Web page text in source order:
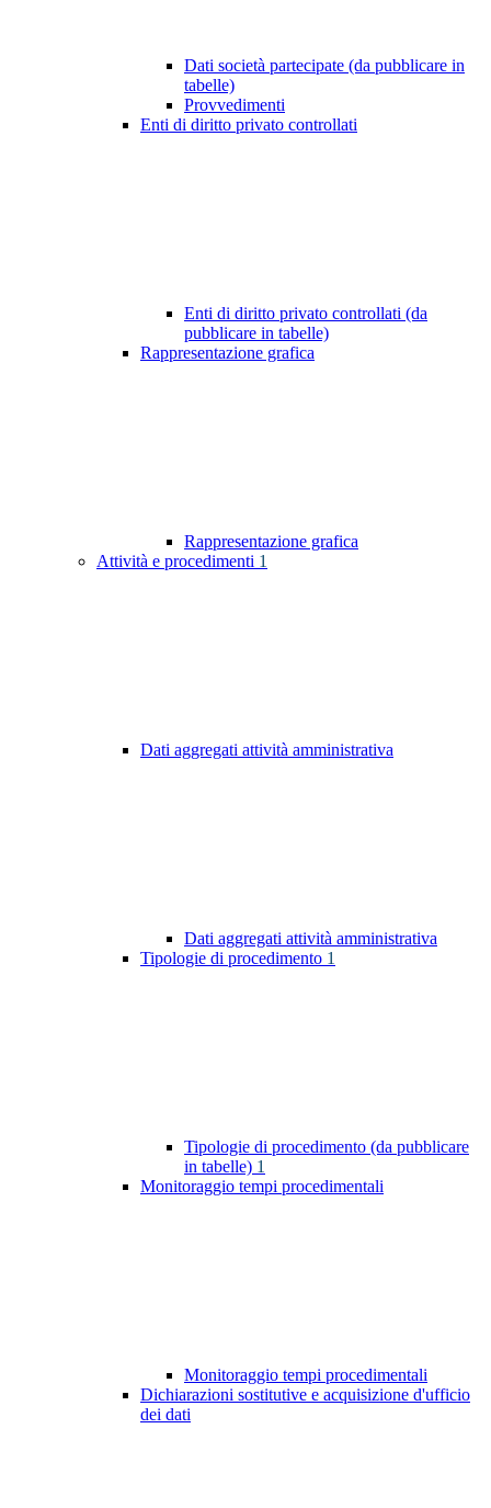
Dati società partecipate (da pubblicare in
tabelle)
Provvedimenti
Enti di diritto privato controllati
Enti di diritto privato controllati (da
pubblicare in tabelle)
Rappresentazione grafica
Rappresentazione grafica
Attività e procedimenti 1
Dati aggregati attività amministrativa
Dati aggregati attività amministrativa
Tipologie di procedimento 1
Tipologie di procedimento (da pubblicare
in tabelle) 1
Monitoraggio tempi procedimentali
Monitoraggio tempi procedimentali
Dichiarazioni sostitutive e acquisizione d'ufficio
dei dati